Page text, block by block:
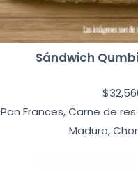
Sándwich
$
Pan Frances, Carne de
Maduro,